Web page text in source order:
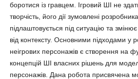
боротися із гравцем. Ігровий ШІ не
творчість, його дії зумовлені
підлаштовується під ситуацію та
від контексту. Основними підходами у
неігрових персонажів є створення на
концепцій ШІ власних рішень для
персонажів. Дана робота присвячена